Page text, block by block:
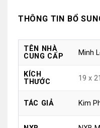
THÔNG TIN BỔ
TÊN NHÀ
CUNG CẤP
Minh
KÍCH
THƯỚC
19 x
TÁC GIẢ Kim